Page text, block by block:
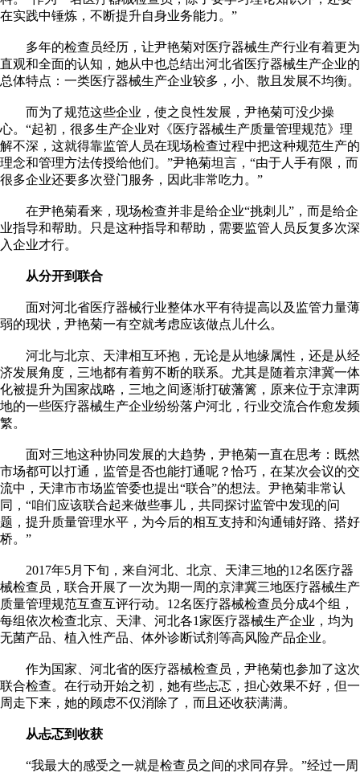
在实践中锤炼，不断提升自身业务能力。”
多年的检查员经历，让尹艳菊对医疗器械生产行业有着更为
直观和全面的认知，她从中也总结出河北省医疗器械生产企业的
总体特点：一类医疗器械生产企业较多，小、散且发展不均衡。
而为了规范这些企业，使之良性发展，尹艳菊可没少操
心。“起初，很多生产企业对《医疗器械生产质量管理规范》理
解不深，这就得靠监管人员在现场检查过程中把这种规范生产的
理念和管理方法传授给他们。”尹艳菊坦言，“由于人手有限，而
很多企业还要多次登门服务，因此非常吃力。”
在尹艳菊看来，现场检查并非是给企业“挑刺儿”，而是给企
业指导和帮助。只是这种指导和帮助，需要监管人员反复多次深
入企业才行。
从分开到联合
面对河北省医疗器械行业整体水平有待提高以及监管力量薄
弱的现状，尹艳菊一有空就考虑应该做点儿什么。
河北与北京、天津相互环抱，无论是从地缘属性，还是从经
济发展角度，三地都有着剪不断的联系。尤其是随着京津冀一体
化被提升为国家战略，三地之间逐渐打破藩篱，原来位于京津两
地的一些医疗器械生产企业纷纷落户河北，行业交流合作愈发频
繁。
面对三地这种协同发展的大趋势，尹艳菊一直在思考：既然
市场都可以打通，监管是否也能打通呢？恰巧，在某次会议的交
流中，天津市市场监管委也提出“联合”的想法。尹艳菊非常认
同，“咱们应该联合起来做些事儿，共同探讨监管中发现的问
题，提升质量管理水平，为今后的相互支持和沟通铺好路、搭好
桥。”
2017年5月下旬，来自河北、北京、天津三地的12名医疗器
械检查员，联合开展了一次为期一周的京津冀三地医疗器械生产
质量管理规范互查互评行动。12名医疗器械检查员分成4个组，
每组依次检查北京、天津、河北各1家医疗器械生产企业，均为
无菌产品、植入性产品、体外诊断试剂等高风险产品企业。
作为国家、河北省的医疗器械检查员，尹艳菊也参加了这次
联合检查。在行动开始之初，她有些忐忑，担心效果不好，但一
周走下来，她的顾虑不仅消除了，而且还收获满满。
从忐忑到收获
“我最大的感受之一就是检查员之间的求同存异。”经过一周